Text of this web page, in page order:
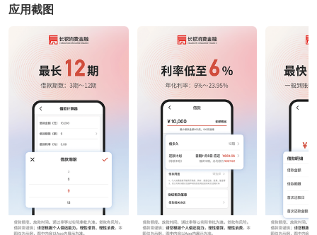
应用截图